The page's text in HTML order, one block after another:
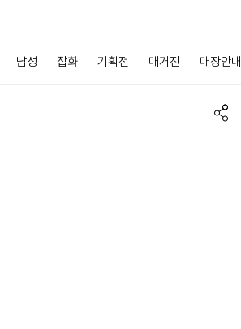
남성 잡화 기획전 매거진 매장안내